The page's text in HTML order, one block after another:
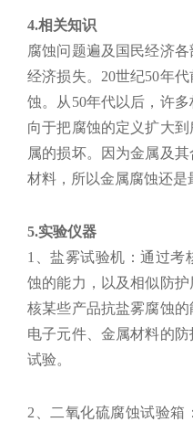
4.相关知识
腐蚀问题遍及国民经济
经济损失。20世纪50年
蚀。从50年代以后，许
向于把腐蚀的定义扩大
属的损坏。因为金属及
材料，所以金属腐蚀还是
5.实验仪器
1、盐雾试验机：通过考
蚀的能力，以及相似防
核某些产品抗盐雾腐蚀的
电子元件、金属材料的
试验。
2、二氧化硫腐蚀试验箱